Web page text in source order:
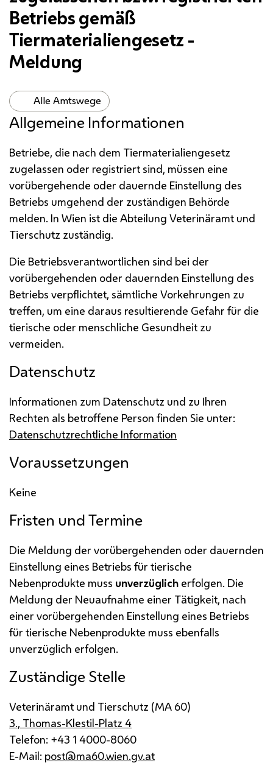
Betriebs gemäß
Tiermaterialiengesetz -
Meldung
Alle Amtswege
Allgemeine Informationen
Betriebe, die nach dem Tiermaterialiengesetz
zugelassen oder registriert sind, müssen eine
vorübergehende oder dauernde Einstellung des
Betriebs umgehend der zuständigen Behörde
melden. In Wien ist die Abteilung Veterinäramt und
Tierschutz zuständig.
Die Betriebsverantwortlichen sind bei der
vorübergehenden oder dauernden Einstellung des
Betriebs verpflichtet, sämtliche Vorkehrungen zu
treffen, um eine daraus resultierende Gefahr für die
tierische oder menschliche Gesundheit zu
vermeiden.
Datenschutz
Informationen zum Datenschutz und zu Ihren
Rechten als betroffene Person finden Sie unter:
Datenschutzrechtliche Information
Voraussetzungen
Keine
Fristen und Termine
Die Meldung der vorübergehenden oder dauernden
Einstellung eines Betriebs für tierische
Nebenprodukte muss unverzüglich erfolgen. Die
Meldung der Neuaufnahme einer Tätigkeit, nach
einer vorübergehenden Einstellung eines Betriebs
für tierische Nebenprodukte muss ebenfalls
unverzüglich erfolgen.
Zuständige Stelle
Veterinäramt und Tierschutz (MA 60)
3., Thomas-Klestil-Platz 4
Telefon: +43 1 4000-8060
E-Mail: post@ma60.wien.gv.at